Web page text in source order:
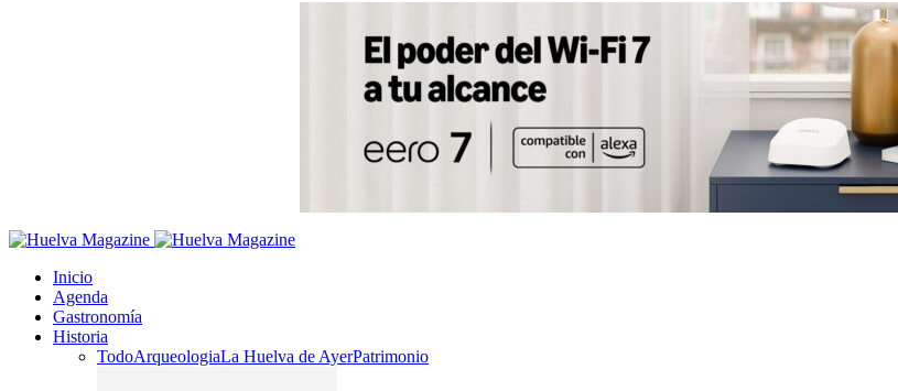
Inicio
Agenda
Gastronomía
Historia
TodoArqueologiaLa Huelva de AyerPatrimonio